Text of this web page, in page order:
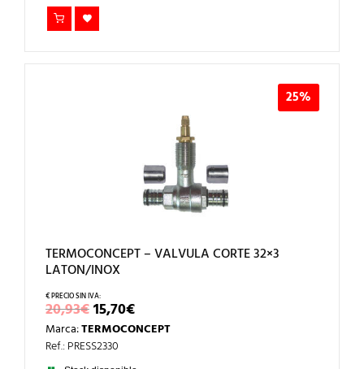
25%
TERMOCONCEPT – VALVULA CORTE 32×3
LATON/INOX
20,93€EL
PRECIO
ORIGINAL
ERA:
20,93€.
15,70€EL
PRECIO
ACTUAL
Marca:TERMOCONCEPT
Ref.: PRESS2330